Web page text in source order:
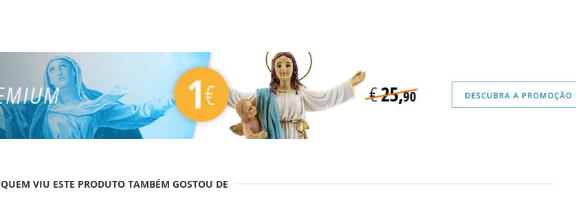
QUEM VIU ESTE PRODUTO TAMBÉM GOSTOU DE